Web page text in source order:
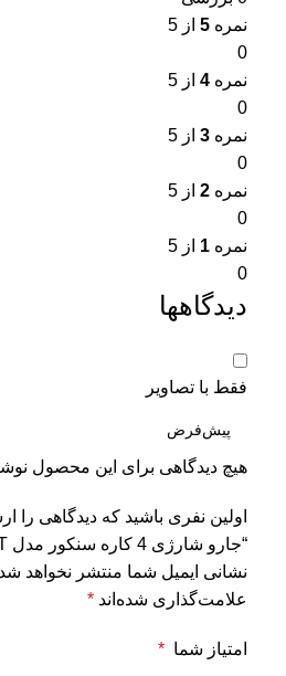
نمره 5 از 5
0
نمره 4 از 5
0
نمره 3 از 5
0
نمره 2 از 5
0
نمره 1 از 5
0
دیدگاهها
فقط با تصاویر
هیچ دیدگاهی برای این محصول
اولین نفری باشید که دیدگاهی را
“جارو شارژی 4 کاره سنکور مدل SVC 0625AT”
نشانی ایمیل شما منتشر نخواهد
علامت‌گذاری شده‌اند *
امتیاز شما *